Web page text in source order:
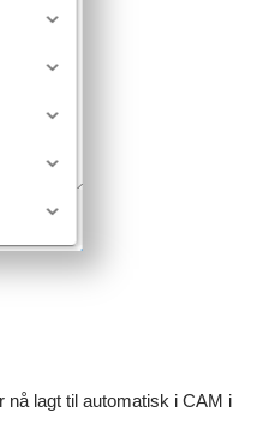
nå lagt til automatisk i CAM i